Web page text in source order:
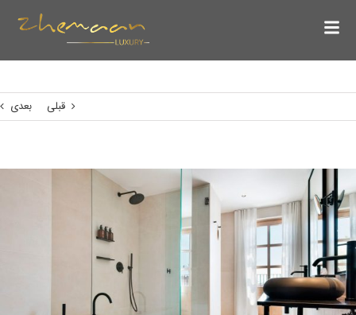
قبلی بعدی